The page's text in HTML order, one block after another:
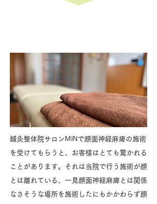
鍼灸整体院サロンMiNで顔面神経麻痺の施術
を受けてもらうと、お客様はとても驚かれる
ことがあります。それは当院で行う施術が顔
とは離れている、一見顔面神経麻痺とは関係
なさそうな場所を施術したにもかかわらず顔